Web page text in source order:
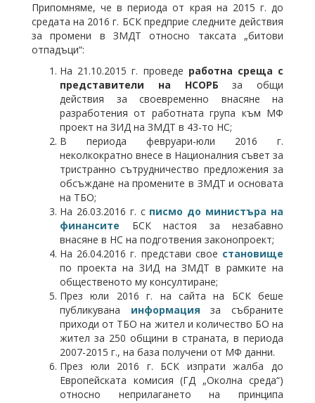
Припомняме, че в периода от края на 2015 г. до
средата на 2016 г. БСК предприе следните действия
за промени в ЗМДТ относно таксата „битови
отпадъци“:
На 21.10.2015 г. проведе работна среща с
представители на НСОРБ за общи
действия за своевременно внасяне на
разработения от работната група към МФ
проект на ЗИД на ЗМДТ в 43-то НС;
В периода февруари-юли 2016 г.
неколкократно внесе в Националния съвет за
тристранно сътрудничество предложения за
обсъждане на промените в ЗМДТ и основата
на ТБО;
На 26.03.2016 г. с писмо до министъра на
финансите БСК настоя за незабавно
внасяне в НС на подготвения законопроект;
На 26.04.2016 г. представи свое становище
по проекта на ЗИД на ЗМДТ в рамките на
общественото му консултиране;
През юли 2016 г. на сайта на БСК беше
публикувана информация
за събраните
приходи от ТБО на жител и количество БО на
жител за 250 общини в страната, в периода
2007-2015 г., на база получени от МФ данни.
През юли 2016 г. БСК изпрати жалба до
Европейската комисия (ГД „Околна среда“)
относно неприлагането на принципа